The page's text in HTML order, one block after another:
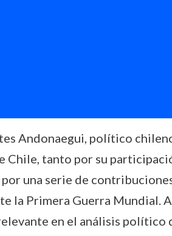
Andonaegui, político
tanto por su
una serie de
la Primera Guerra Mundial.
en el análisis político